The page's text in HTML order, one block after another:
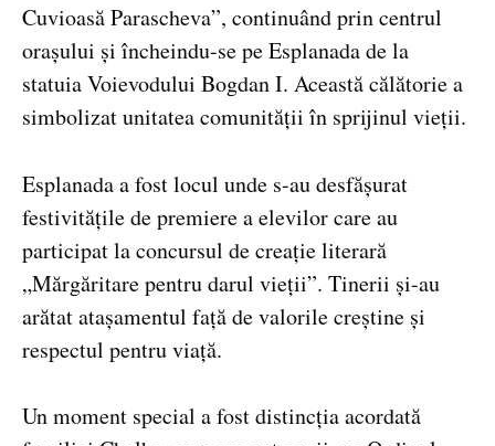
Cuvioasă Parascheva”, continuând prin centrul
orașului și încheindu-se pe Esplanada de la
statuia Voievodului Bogdan I. Această călătorie a
simbolizat unitatea comunității în sprijinul vieții.
Esplanada a fost locul unde s-au desfășurat
festivitățile de premiere a elevilor care au
participat la concursul de creație literară
„Mărgăritare pentru darul vieții”. Tinerii și-au
arătat atașamentul față de valorile creștine și
respectul pentru viață.
Un moment special a fost distincția acordată